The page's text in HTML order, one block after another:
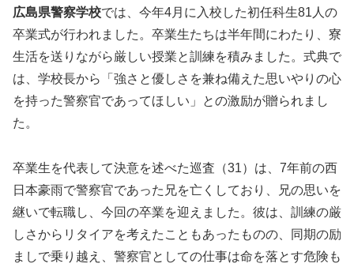
広島県警察学校では、今年4月に入校した初任科生81人の
卒業式が行われました。卒業生たちは半年間にわたり、寮
生活を送りながら厳しい授業と訓練を積みました。式典で
は、学校長から「強さと優しさを兼ね備えた思いやりの心
を持った警察官であってほしい」との激励が贈られまし
た。
卒業生を代表して決意を述べた巡査（31）は、7年前の西
日本豪雨で警察官であった兄を亡くしており、兄の思いを
継いで転職し、今回の卒業を迎えました。彼は、訓練の厳
しさからリタイアを考えたこともあったものの、同期の励
ましで乗り越え、警察官としての仕事は命を落とす危険も